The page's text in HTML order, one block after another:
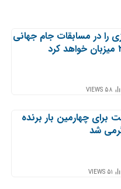
۱۳ بازی را در مسابقات جام جهانی
58
VIEWS
برای چهارمین بار برنده
شد
51
VIEWS